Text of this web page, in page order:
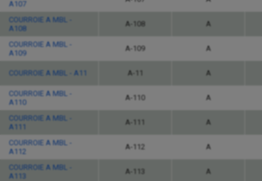
A107
COURROIE A MBL -
A108
A-108 A
COURROIE A MBL -
A109
A-109 A
COURROIE A MBL - A11 A-11 A
COURROIE A MBL -
A110
A-110 A
COURROIE A MBL -
A111
A-111 A
COURROIE A MBL -
A112
A-112 A
COURROIE A MBL -
A113
A-113 A